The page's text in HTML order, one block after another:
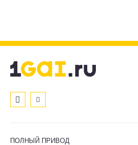
ПОЛНЫЙ ПРИВОД